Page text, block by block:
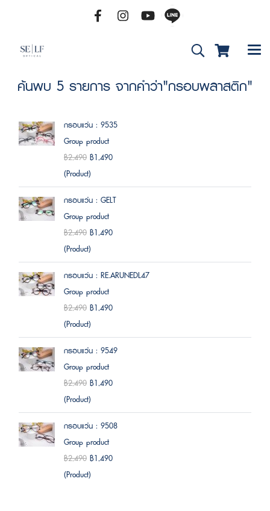
ค้นพบ 5 รายการ จากคำว่า"กรอบพลาสติก"
กรอบแว่น : 9535
Group product
฿2,490 ฿1,490
(Product)
กรอบแว่น : GELT
Group product
฿2,490 ฿1,490
(Product)
กรอบแว่น : RE.ARUNEDL47
Group product
฿2,490 ฿1,490
(Product)
กรอบแว่น : 9549
Group product
฿2,490 ฿1,490
(Product)
กรอบแว่น : 9508
Group product
฿2,490 ฿1,490
(Product)